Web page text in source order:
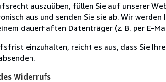
auszuüben, füllen Sie auf unserer
aus und senden Sie sie ab. Wir
dauerhaften Datenträger (z. B. per E-
einzuhalten, reicht es aus, dass Sie
Widerrufs